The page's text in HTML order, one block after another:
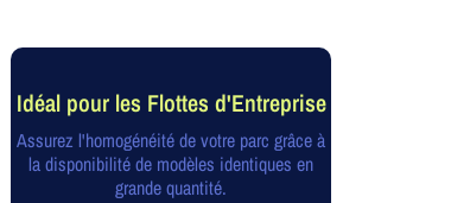
Idéal pour les Flottes d'Entreprise
Assurez l'homogénéité de votre parc grâce à
la disponibilité de modèles identiques en
grande quantité.